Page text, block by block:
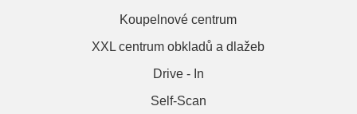
Koupelnové centrum
XXL centrum obkladů a dlažeb
Drive - In
Self-Scan